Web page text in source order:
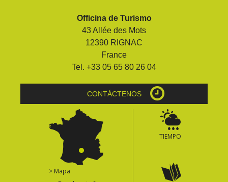
Officina de Turismo
43 Allée des Mots
12390 RIGNAC
France
Tel. +33 05 65 80 26 04
CONTÁCTENOS
> Mapa
TIEMPO